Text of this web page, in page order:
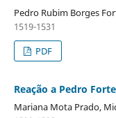
Pedro Rubim Borges
1519-1531
PDF
Reação a Pedro
Mariana Mota Prado,